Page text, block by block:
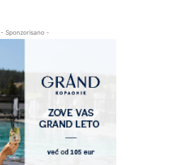
- Sponzorisano -